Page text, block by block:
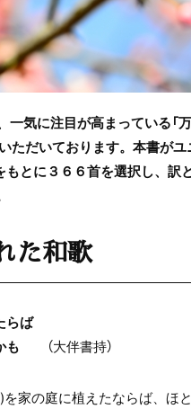
一気に注目が高まっている「
ただいております。本書が
とに３６６首を選択し、訳
た和歌
らば
も （大伴書持）
家の庭に植えたならば、ほ